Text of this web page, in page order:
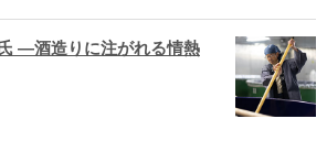
―酒造りに注がれる情熱